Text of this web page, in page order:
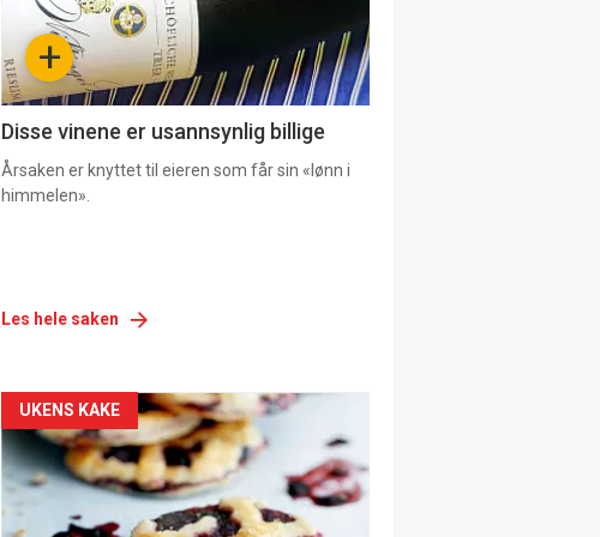
3 +
Disse vinene er usannsynlig billige
Årsaken er knyttet til eieren som får sin «lønn i
himmelen».
Les hele saken
Forsiden
akkurat
nå
UKENS KAKE